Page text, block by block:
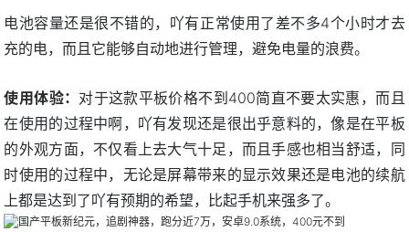
电池容量还是很不错的，吖有正常使用了差不多4个小时才去
充的电，而且它能够自动地进行管理，避免电量的浪费。
使用体验： 对于这款平板价格不到400简直不要太实惠，而且
在使用的过程中啊，吖有发现还是很出乎意料的，像是在平板
的外观方面，不仅看上去大气十足，而且手感也相当舒适，同
时使用的过程中，无论是屏幕带来的显示效果还是电池的续航
上都是达到了吖有预期的希望，比起手机来强多了。